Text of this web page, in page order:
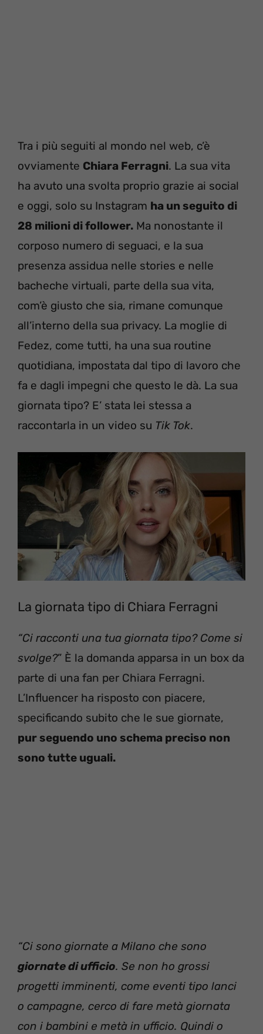
Tra i più seguiti al mondo nel web, c’è
ovviamente Chiara Ferragni. La sua vita
ha avuto una svolta proprio grazie ai social
e oggi, solo su Instagram ha un seguito di
28 milioni di follower. Ma nonostante il
corposo numero di seguaci, e la sua
presenza assidua nelle stories e nelle
bacheche virtuali, parte della sua vita,
com’è giusto che sia, rimane comunque
all’interno della sua privacy. La moglie di
Fedez, come tutti, ha una sua routine
quotidiana, impostata dal tipo di lavoro che
fa e dagli impegni che questo le dà. La sua
giornata tipo? E’ stata lei stessa a
raccontarla in un video su Tik Tok.
La giornata tipo di Chiara Ferragni
“Ci racconti una tua giornata tipo? Come si
svolge?” È la domanda apparsa in un box da
parte di una fan per Chiara Ferragni.
L’Influencer ha risposto con piacere,
specificando subito che le sue giornate,
pur seguendo uno schema preciso non
sono tutte uguali.
“Ci sono giornate a Milano che sono
giornate di ufficio. Se non ho grossi
progetti imminenti, come eventi tipo lanci
o campagne, cerco di fare metà giornata
con i bambini e metà in ufficio. Quindi o